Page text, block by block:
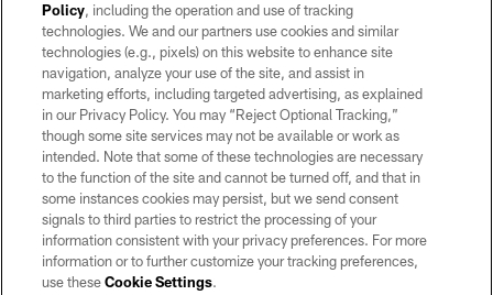
©2026 by the Las Vegas Raiders. All rights reserved. No portion of this site
may be reproduced without the express written permission of the Las Vegas
Raiders.
PRIVACY POLICY
TERMS OF SERVICE
ACCESSIBILITY
AD CHOICES
YOUR PRIVACY CHOICES
COOKIE SETTINGS
Policy, including the operation and use of tracking
technologies. We and our partners use cookies and similar
technologies (e.g., pixels) on this website to enhance site
navigation, analyze your use of the site, and assist in
marketing efforts, including targeted advertising, as explained
in our Privacy Policy. You may “Reject Optional Tracking,”
though some site services may not be available or work as
intended. Note that some of these technologies are necessary
to the function of the site and cannot be turned off, and that in
some instances cookies may persist, but we send consent
signals to third parties to restrict the processing of your
information consistent with your privacy preferences. For more
information or to further customize your tracking preferences,
use theseCookie Settings.